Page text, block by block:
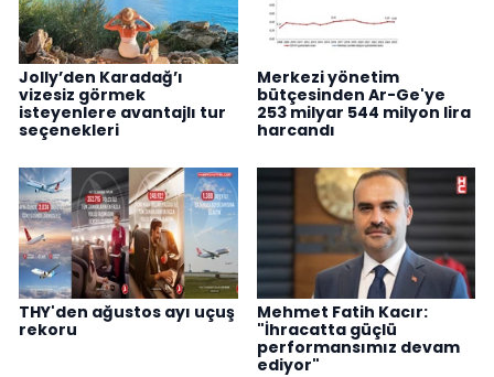
Jolly’den Karadağ’ı
vizesiz görmek
isteyenlere avantajlı tur
seçenekleri
Merkezi yönetim
bütçesinden Ar-Ge'ye
253 milyar 544 milyon lira
harcandı
THY'den ağustos ayı uçuş
rekoru
Mehmet Fatih Kacır:
"İhracatta güçlü
performansımız devam
ediyor"